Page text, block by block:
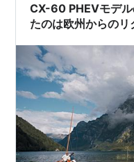
CX-60 PHEVモデ
たのは欧州からのリ